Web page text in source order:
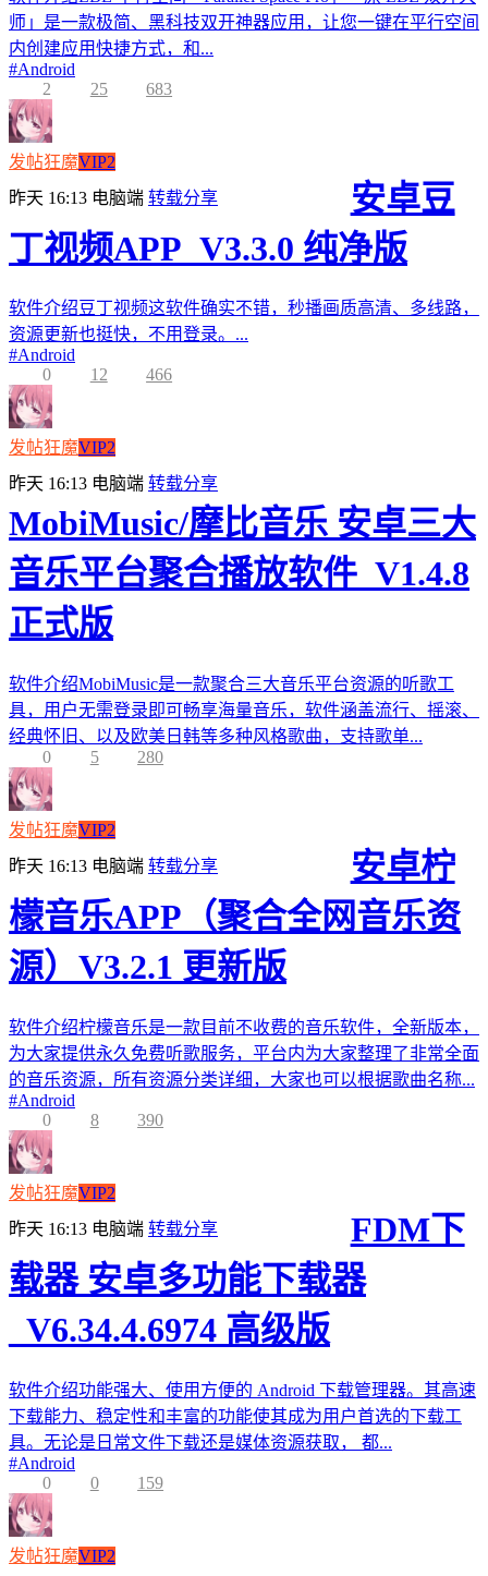
师」是一款极简、黑科技双开神器应用，让您一键在平行空间
内创建应用快捷方式，和...
#Android
2
25 683
发帖狂魔VIP2
昨天 16:13 电脑端 转载分享
安卓豆
丁视频APP_V3.3.0 纯净版
软件介绍豆丁视频这软件确实不错，秒播画质高清、多线路，
资源更新也挺快，不用登录。...
#Android
0
12 466
发帖狂魔VIP2
昨天 16:13 电脑端 转载分享
MobiMusic/摩比音乐 安卓三大
音乐平台聚合播放软件_V1.4.8
正式版
软件介绍MobiMusic是一款聚合三大音乐平台资源的听歌工
具，用户无需登录即可畅享海量音乐，软件涵盖流行、摇滚、
经典怀旧、以及欧美日韩等多种风格歌曲，支持歌单...
0
5 280
发帖狂魔VIP2
昨天 16:13 电脑端 转载分享
安卓柠
檬音乐APP（聚合全网音乐资
源）V3.2.1 更新版
软件介绍柠檬音乐是一款目前不收费的音乐软件，全新版本，
为大家提供永久免费听歌服务，平台内为大家整理了非常全面
的音乐资源，所有资源分类详细，大家也可以根据歌曲名称...
#Android
0
8 390
发帖狂魔VIP2
昨天 16:13 电脑端 转载分享
FDM下
载器 安卓多功能下载器
_V6.34.4.6974 高级版
软件介绍功能强大、使用方便的 Android 下载管理器。其高速
下载能力、稳定性和丰富的功能使其成为用户首选的下载工
具。无论是日常文件下载还是媒体资源获取， 都...
#Android
0
0 159
发帖狂魔VIP2